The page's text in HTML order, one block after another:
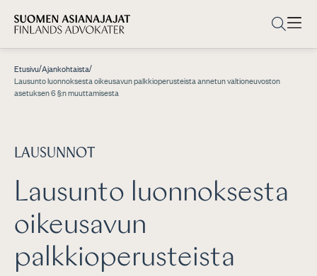
Etusivu/Ajankohtaista/
Lausunto luonnoksesta oikeusavun palkkioperusteista annetun valtioneuvoston
asetuksen 6 §:n muuttamisesta
LAUSUNNOT
Lausunto luonnoksesta
oikeusavun
palkkioperusteista